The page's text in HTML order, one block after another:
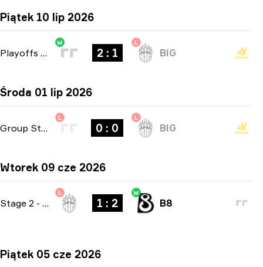
Piątek 10 lip 2026
Playoffs bo3
W
2 : 1
L
BIG
Środa 01 lip 2026
Group Stage
L
0 : 0
L
BIG
Wtorek 09 cze 2026
Stage 2 - bo3
L
1 : 2
W
B8
Piątek 05 cze 2026